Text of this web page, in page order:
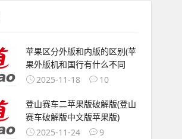
苹果区分外版和内版的区别(苹
果外版机和国行有什么不同
2025-11-18
10
登山赛车二苹果版破解版(登山
赛车破解版中文版苹果版)
2025-11-24
9